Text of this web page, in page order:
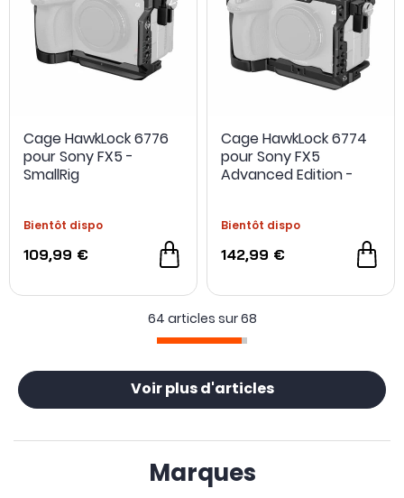
NOUVEAU NOUVEAU
Cage HawkLock 6776
pour Sony FX5 -
SmallRig
Bientôt dispo
109,99 €
Cage HawkLock 6774
pour Sony FX5
Advanced Edition -
Bientôt dispo
142,99 €
64 articles sur68
Voir plus d'articles
Marques